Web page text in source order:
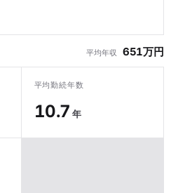
平均年収 651万円
平均勤続年数
10.7 年